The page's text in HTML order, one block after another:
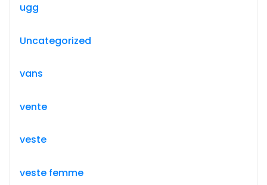
ugg
Uncategorized
vans
vente
veste
veste femme